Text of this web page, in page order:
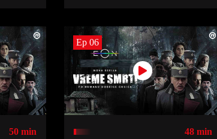
50 min
Ep 06
48 min